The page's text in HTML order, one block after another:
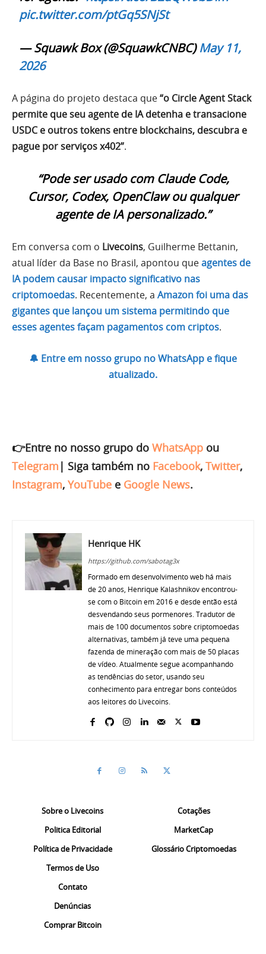
pic.twitter.com/ptGq5SNjSt
— Squawk Box (@SquawkCNBC)May 11,
2026
A página do projeto destaca que“o Circle Agent Stack
permite que seu agente de IA detenha e transacione
USDC e outros tokens entre blockchains, descubra e
pague por serviços x402”.
“Pode ser usado com Claude Code,
Cursor, Codex, OpenClaw ou qualquer
agente de IA personalizado.”
Em conversa com o Livecoins, Guilherme Bettanin,
atual líder da Base no Brasil, apontou queagentes de
IA podem causar impacto significativo nas
criptomoedas. Recentemente, a Amazon foi uma das
gigantes que lançou um sistema permitindo que
esses agentes façam pagamentos com criptos.
🔔 Entre em nosso grupo no WhatsApp e fique
atualizado.
👉Entre no nosso grupo do WhatsApp ou
Telegram | Siga também no Facebook, Twitter,
Instagram, YouTube e Google News.
Henrique HK
https://github.com/sabotag3x
Formado em desenvolvimento web há mais
de 20 anos, Henrique Kalashnikov encontrou-
se com o Bitcoin em 2016 e desde então está
desvendando seus pormenores. Tradutor de
mais de 100 documentos sobre criptomoedas
alternativas, também já teve uma pequena
fazenda de mineração com mais de 50 placas
de vídeo. Atualmente segue acompanhando
as tendências do setor, usando seu
conhecimento para entregar bons conteúdos
aos leitores do Livecoins.
Sobre o Livecoins
Politica Editorial
Política de Privacidade
Termos de Uso
Contato
Denúncias
Comprar Bitcoin
Cotações
MarketCap
Glossário Criptomoedas